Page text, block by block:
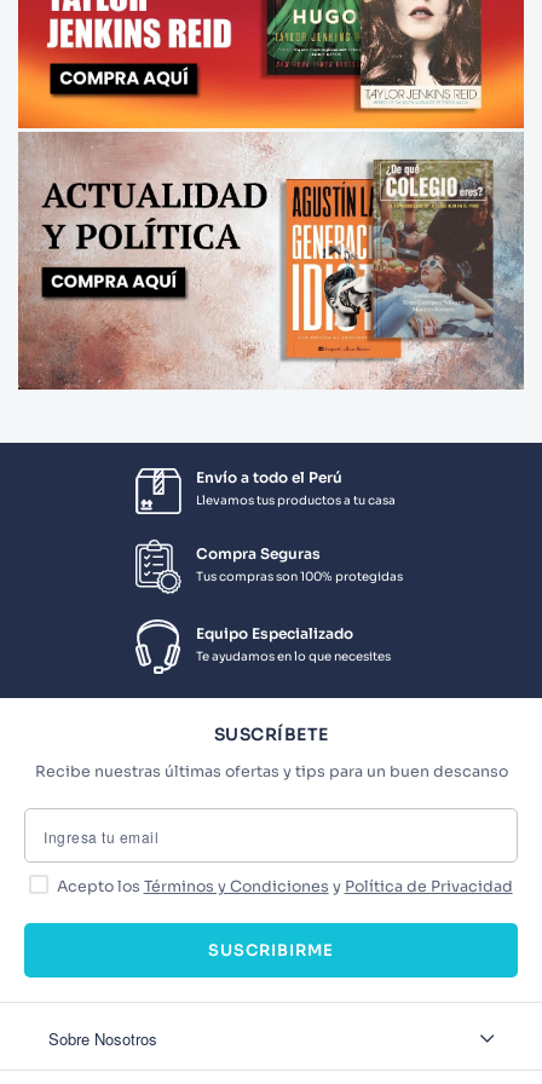
Envío a todo el Perú
Llevamos tus productos a tu casa
Compra Seguras
Tus compras son 100% protegidas
Equipo Especializado
Te ayudamos en lo que necesites
SUSCRÍBETE
Recibe nuestras últimas ofertas y tips para un buen descanso
Acepto los Términos y Condiciones y Política de Privacidad
SUSCRIBIRME
Sobre Nosotros